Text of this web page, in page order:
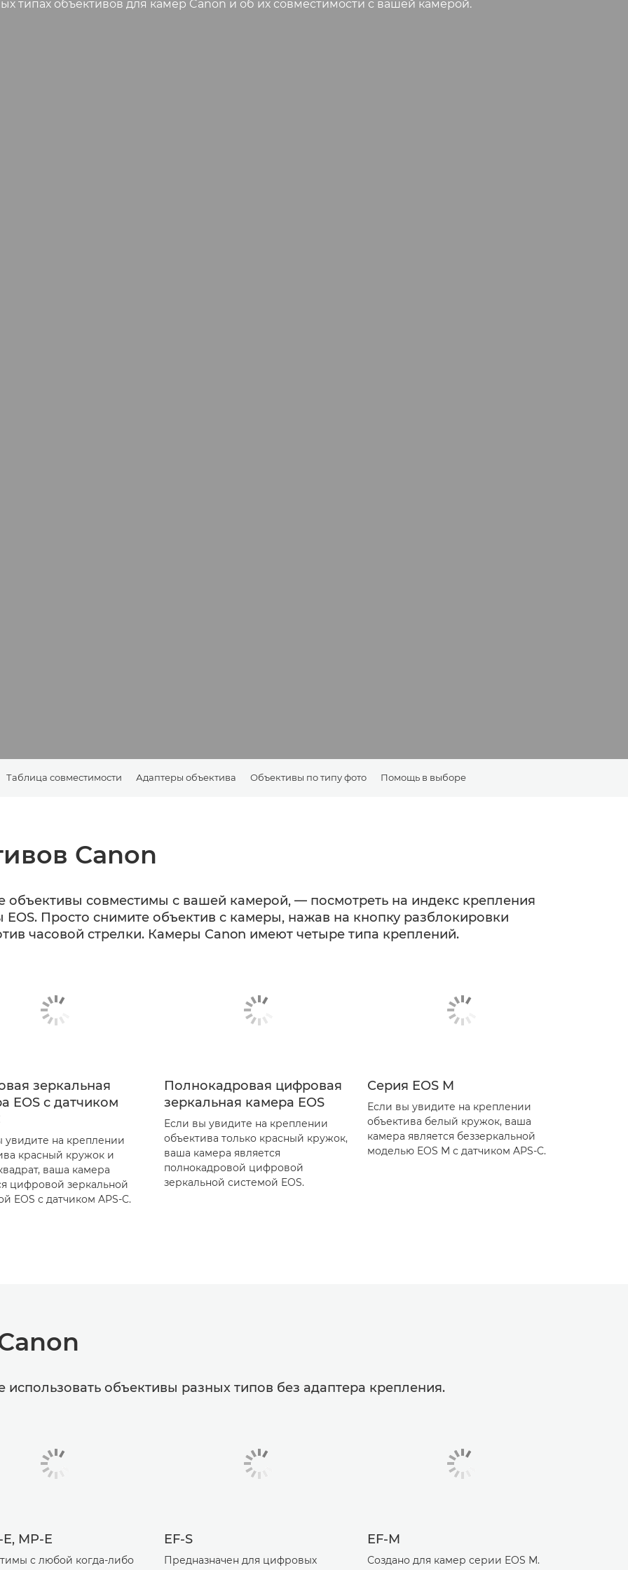
типах объективов для камер Canon и об их совместимости с вашей камерой.
Таблица совместимости Адаптеры объектива Объективы по типу фото Помощь в выборе
Canon
объективы совместимы с вашей камерой, — посмотреть на индекс крепления
Просто снимите объектив с камеры, нажав на кнопку разблокировки
часовой стрелки. Камеры Canon имеют четыре типа креплений.
зеркальная
EOS с датчиком
увидите на креплении
красный кружок и
ваша камера
цифровой зеркальной
EOS с датчиком APS-C.
Полнокадровая цифровая
зеркальная камера EOS
Если вы увидите на креплении
объектива только красный кружок,
ваша камера является
полнокадровой цифровой
зеркальной системой EOS.
Серия EOS M
Если вы увидите на креплении
объектива белый кружок, ваша
камера является беззеркальной
моделью EOS M с датчиком APS-C.
объективы разных типов без адаптера крепления.
E, MP-E
с любой когда-либо
EF-S
Предназначен для цифровых
EF-M
Создано для камер серии EOS M.